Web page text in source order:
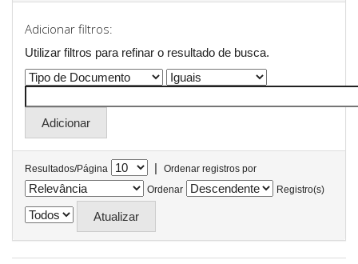
Adicionar filtros:
Utilizar filtros para refinar o resultado de busca.
Resultados/Página |
Ordenar registros por
Ordenar
Registro(s)